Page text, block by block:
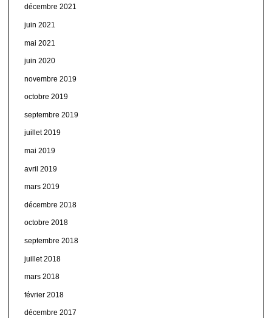
décembre 2021
juin 2021
mai 2021
juin 2020
novembre 2019
octobre 2019
septembre 2019
juillet 2019
mai 2019
avril 2019
mars 2019
décembre 2018
octobre 2018
septembre 2018
juillet 2018
mars 2018
février 2018
décembre 2017